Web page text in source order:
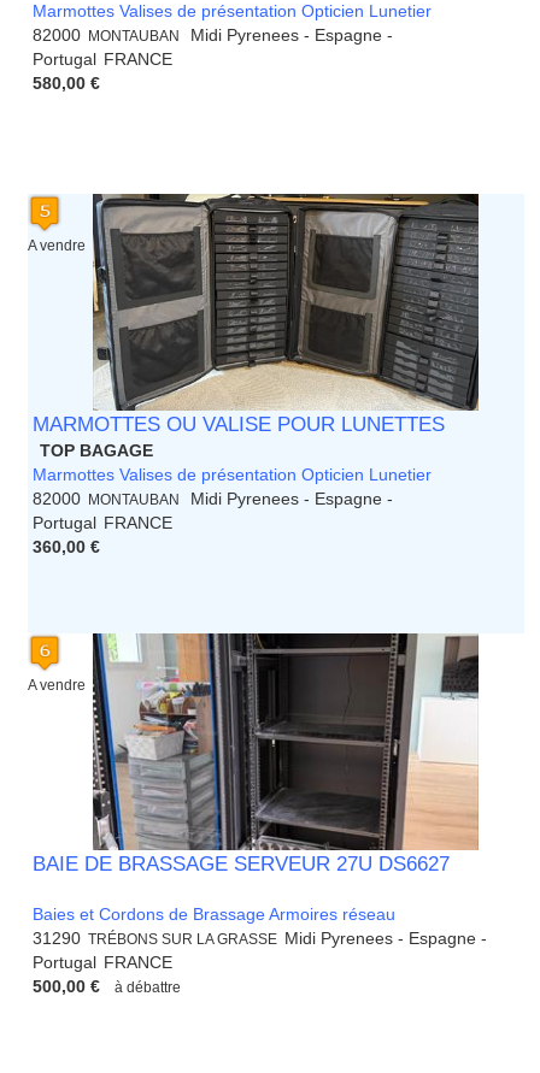
Marmottes Valises de présentation Opticien Lunetier
82000 MONTAUBAN
Midi Pyrenees - Espagne -
Portugal FRANCE
580,00 €
A vendre
MARMOTTES OU VALISE POUR LUNETTES
TOP BAGAGE
Marmottes Valises de présentation Opticien Lunetier
82000 MONTAUBAN
Midi Pyrenees - Espagne -
Portugal FRANCE
360,00 €
A vendre
BAIE DE BRASSAGE SERVEUR 27U DS6627
Baies et Cordons de Brassage Armoires réseau
31290 TRÉBONS SUR LA GRASSE Midi Pyrenees - Espagne -
Portugal FRANCE
500,00 €
à débattre